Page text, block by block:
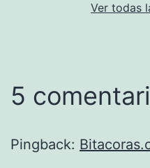
Ver todas
5
Pingback: